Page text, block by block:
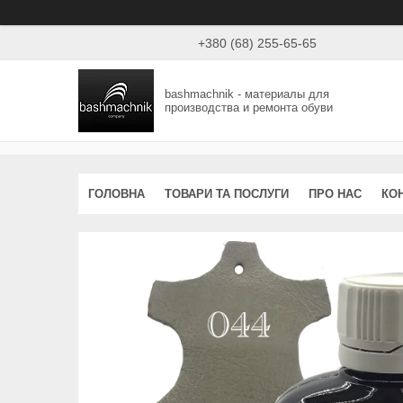
+380 (68) 255-65-65
bashmachnik - материалы для
производства и ремонта обуви
ГОЛОВНА ТОВАРИ ТА ПОСЛУГИ ПРО НАС